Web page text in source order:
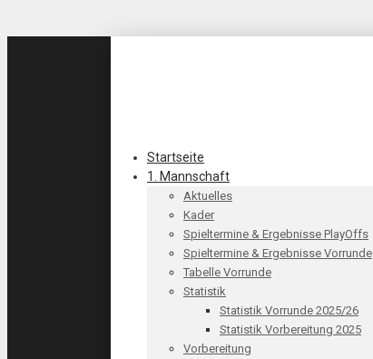
Startseite
1. Mannschaft
Aktuelles
Kader
Spieltermine & Ergebnisse PlayOffs
Spieltermine & Ergebnisse Vorrunde
Tabelle Vorrunde
Statistik
Statistik Vorrunde 2025/26
Statistik Vorbereitung 2025
Vorbereitung